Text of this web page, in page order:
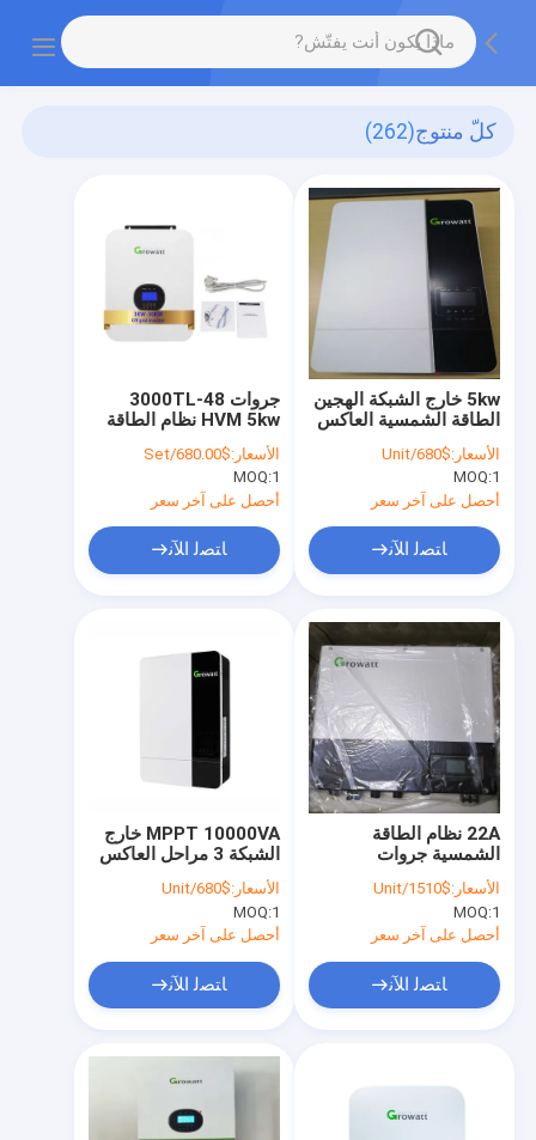
كلّ منتوج(262)
جروات 3000TL-48
HVM 5kw نظام الطاقة
الشمسية العاكس خارج
الشبكة
الأسعار:$680.00/Set
MOQ:1
أحصل على آخر سعر
ﺎﺘﺼﻟ ﺍﻶﻧ
5kw خارج الشبكة الهجين
الطاقة الشمسية العاكس
جروات ES الهجين
الأسعار:$680/Unit
MOQ:1
أحصل على آخر سعر
ﺎﺘﺼﻟ ﺍﻶﻧ
MPPT 10000VA خارج
الشبكة 3 مراحل العاكس
الشمسية
الأسعار:$680/Unit
MOQ:1
أحصل على آخر سعر
ﺎﺘﺼﻟ ﺍﻶﻧ
22A نظام الطاقة
الشمسية جروات
الهجين خارج الشبكة
5000W
الأسعار:$1510/Unit
MOQ:1
أحصل على آخر سعر
ﺎﺘﺼﻟ ﺍﻶﻧ